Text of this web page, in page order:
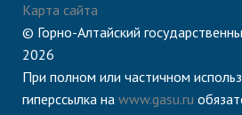
Карта сайта
© Горно-Алтайский
2026
При полном или частичном
гиперссылка на www.gasu.ru